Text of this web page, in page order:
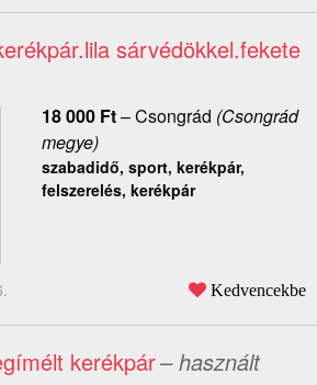
sárvédökkel.fekete
18 000 Ft–Csongrád (Csongrád
megye)
szabadidő, sport, kerékpár,
felszerelés, kerékpár
Kedvencekbe
kerékpár– használt